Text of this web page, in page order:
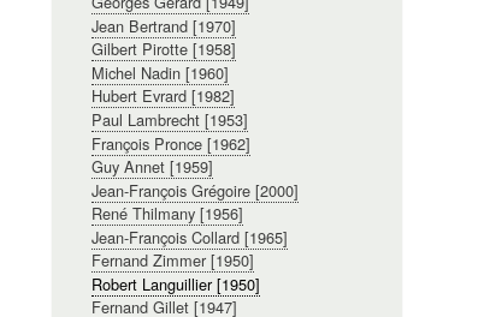
Jean Bertrand [1970]
Gilbert Pirotte [1958]
Michel Nadin [1960]
Hubert Evrard [1982]
Paul Lambrecht [1953]
François Pronce [1962]
Guy Annet [1959]
Jean-François Grégoire [2000]
René Thilmany [1956]
Jean-François Collard [1965]
Fernand Zimmer [1950]
Robert Languillier [1950]
Fernand Gillet [1947]